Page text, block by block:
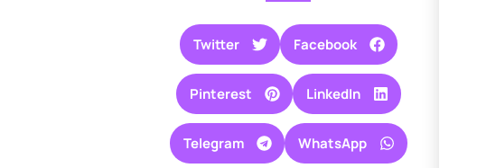
Facebook
Twitter
LinkedIn
Pinterest
WhatsApp
Telegram